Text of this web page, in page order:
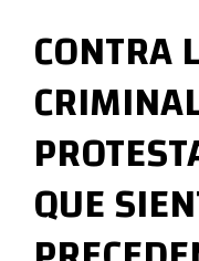
M
e
c
h
a
CONTRA
QUE